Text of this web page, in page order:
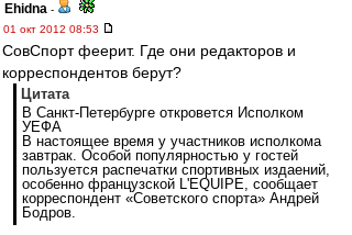
Ehidna -
01 окт 2012 08:53
СовСпорт феерит. Где они редакторов и
корреспондентов берут?
Цитата
В Санкт-Петербурге откровется Исполком
УЕФА
В настоящее время у участников исполкома
завтрак. Особой популярностью у гостей
пользуется распечатки спортивных издаений,
особенно французской L'EQUIPE, сообщает
корреспондент «Советского спорта» Андрей
Бодров.